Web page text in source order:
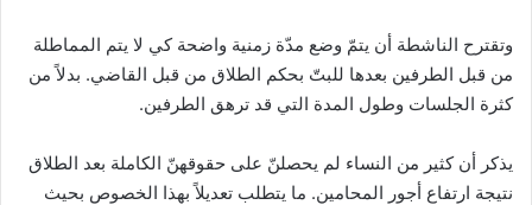
وتقترح الناشطة أن يتمّ وضع مدّة زمنية واضحة كي لا يتم المماطلة
من قبل الطرفين بعدها للبتّ بحكم الطلاق من قبل القاضي. بدلاً من
كثرة الجلسات وطول المدة التي قد ترهق الطرفين.
يذكر أن كثير من النساء لم يحصلنّ على حقوقهنّ الكاملة بعد الطلاق
نتيجة ارتفاع أجور المحامين. ما يتطلب تعديلاً بهذا الخصوص بحيث